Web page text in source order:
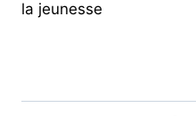
la jeunesse